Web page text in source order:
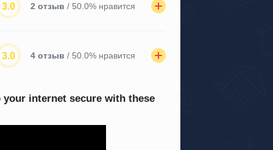
3.0 2 отзыв / 50.0% нравится
3.0 4 отзыв / 50.0% нравится
internet secure with these